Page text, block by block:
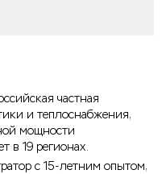
частная
и теплоснабжения,
мощности
в 19 регионах.
с 15-летним опытом,